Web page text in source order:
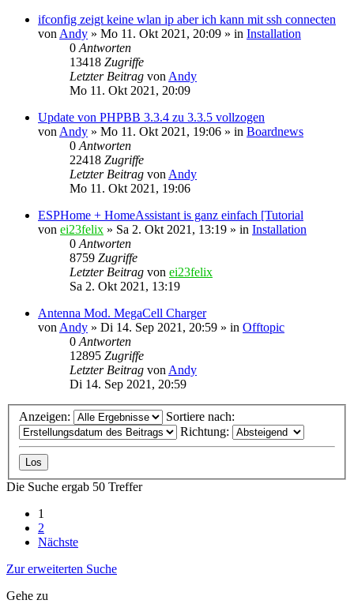
ifconfig zeigt keine wlan ip aber ich kann mit ssh connecten
von Andy » Mo 11. Okt 2021, 20:09 » in Installation
0 Antworten
13418 Zugriffe
Letzter Beitrag von Andy
Mo 11. Okt 2021, 20:09
Update von PHPBB 3.3.4 zu 3.3.5 vollzogen
von Andy » Mo 11. Okt 2021, 19:06 » in Boardnews
0 Antworten
22418 Zugriffe
Letzter Beitrag von Andy
Mo 11. Okt 2021, 19:06
ESPHome + HomeAssistant is ganz einfach [Tutorial
von ei23felix » Sa 2. Okt 2021, 13:19 » in Installation
0 Antworten
8759 Zugriffe
Letzter Beitrag von ei23felix
Sa 2. Okt 2021, 13:19
Antenna Mod. MegaCell Charger
von Andy » Di 14. Sep 2021, 20:59 » in Offtopic
0 Antworten
12895 Zugriffe
Letzter Beitrag von Andy
Di 14. Sep 2021, 20:59
Anzeigen:
Sortiere nach:
Richtung:
Die Suche ergab 50 Treffer
1
2
Nächste
Zur erweiterten Suche
Gehe zu